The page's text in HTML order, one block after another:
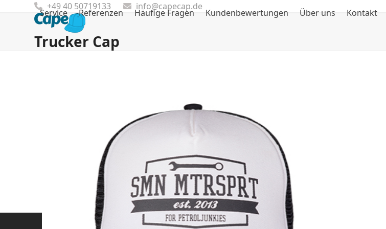
+49 40 50719133 info@capecap.de
Service Referenzen Häufige Fragen Kundenbewertungen Über uns Kontakt
Trucker Cap